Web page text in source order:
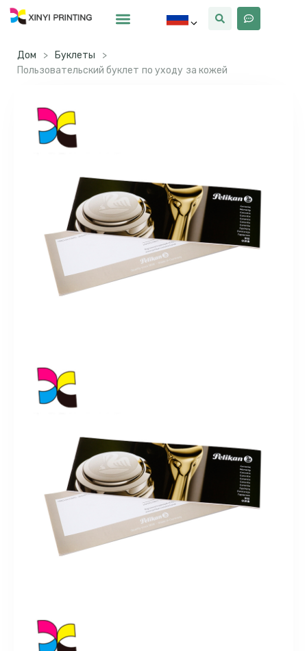
Дом > Буклеты
>
Пользовательский буклет по уходу за кожей